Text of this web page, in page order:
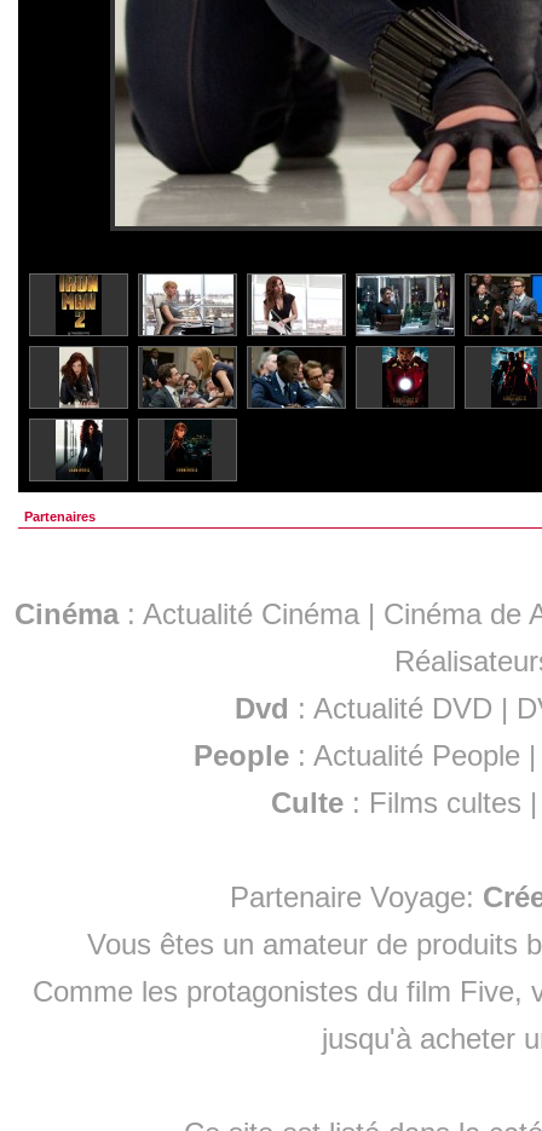
Partenaires
Cinéma: Actualité Cinéma | Cinéma de
Dvd : Actualité DVD |
People :Actualité People
Culte : Films cultes
Partenaire Voyage:
Vous êtes un amateur de produits
Comme les protagonistes du film Five,
jusqu'à acheter